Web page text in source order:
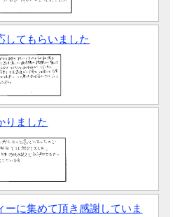
してもらいました
りました
ーに集めて頂き感謝していま